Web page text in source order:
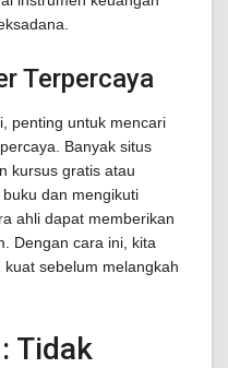
Terpercaya
penting untuk mencari
Banyak situs
kursus gratis atau
dan mengikuti
ahli dapat memberikan
Dengan cara ini, kita
sebelum melangkah
Tidak